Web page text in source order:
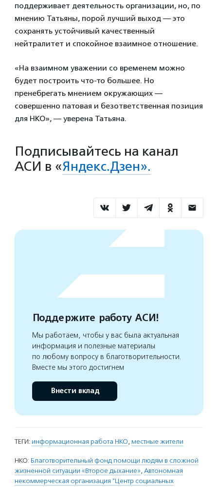
поддерживает деятельность организации, но, по
мнению Татьяны, порой лучший выход — это
сохранять устойчивый качественный
нейтралитет и спокойное взаимное отношение.
«На взаимном уважении со временем можно
будет построить что-то большее. Но
пренебрегать мнением окружающих —
совершенно патовая и безответственная позиция
для НКО», — уверена Татьяна.
Подписывайтесь на канал
АСИ в «Яндекс.Дзен».
Поддержите работу АСИ!
Мы работаем, чтобы у вас была актуальная
информация и полезные материалы
по любому вопросу в благотворительности.
Вместе мы этого достигнем
Внести вклад
ТЕГИ: информационная работа НКО, местные жители
НКО: Благотворительный фонд помощи людям в сложной
жизненной ситуации «Второе дыхание», Автономная
некоммерческая организация "Центр социальных